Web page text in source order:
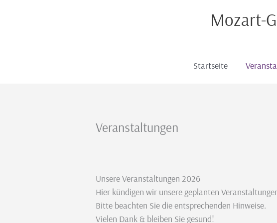
Mozart-
Startseite
Veranstaltungen
Unsere Veranstaltungen 2026
Hier kündigen wir unsere geplanten
Bitte beachten Sie die entsprechenden Hinweise.
Vielen Dank & bleiben Sie gesund!